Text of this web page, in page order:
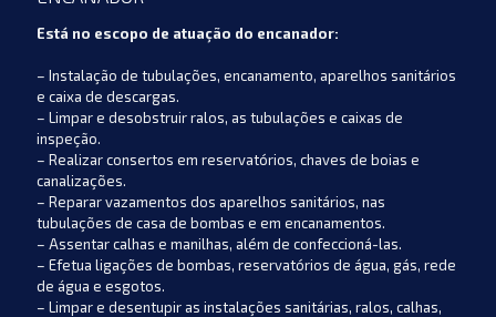
Está no escopo de atuação do encanador:
– Instalação de tubulações, encanamento, aparelhos sanitários
e caixa de descargas.
– Limpar e desobstruir ralos, as tubulações e caixas de
inspeção.
– Realizar consertos em reservatórios, chaves de boias e
canalizações.
– Reparar vazamentos dos aparelhos sanitários, nas
tubulações de casa de bombas e em encanamentos.
– Assentar calhas e manilhas, além de confeccioná-las.
– Efetua ligações de bombas, reservatórios de água, gás, rede
de água e esgotos.
– Limpar e desentupir as instalações sanitárias, ralos, calhas,